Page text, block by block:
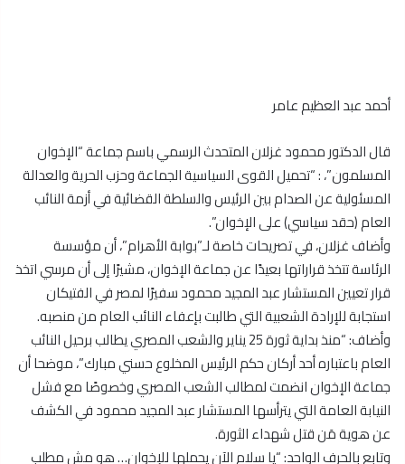
أحمد عبد العظيم عامر
قال الدكتور محمود غزلان المتحدث الرسمي باسم جماعة “الإخوان
المسلمون”، : “تحميل القوى السياسية الجماعة وحزب الحرية والعدالة
المسئولية عن الصدام بين الرئيس والسلطة القضائية في أزمة النائب
العام (حقد سياسي) على الإخوان”.
وأضاف غزلان، في تصريحات خاصة لـ”بوابة الأهرام”، أن مؤسسة
الرئاسة تتخذ قراراتها بعيدًا عن جماعة الإخوان، مشيرًا إلى أن مرسي اتخذ
قرار تعيين المستشار عبد المجيد محمود سفيرًا لمصر في الفتيكان
استجابة للإرادة الشعبية التي طالبت بإعفاء النائب العام من منصبه.
وأضاف: “منذ بداية ثورة 25 يناير والشعب المصري يطالب برحيل النائب
العام باعتباره أحد أركان حكم الرئيس المخلوع حسني مبارك”، موضحا أن
جماعة الإخوان انضمت لمطالب الشعب المصري وخصوصًا مع فشل
النيابة العامة التي يترأسها المستشار عبد المجيد محمود في الكشف
عن هوية مَن قتل شهداء الثورة.
وتابع بالحرف الواحد: “يا سلام الآن يحملها للإخوان… هو مش مطلب